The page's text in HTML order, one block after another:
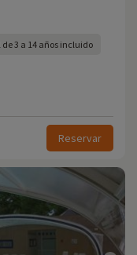
3 a 14 años incluido
Reservar